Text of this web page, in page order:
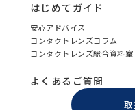
はじめてガイド
安心アドバイス
コンタクトレンズコラム
コンタクトレンズ総合資料室
よくあるご質問